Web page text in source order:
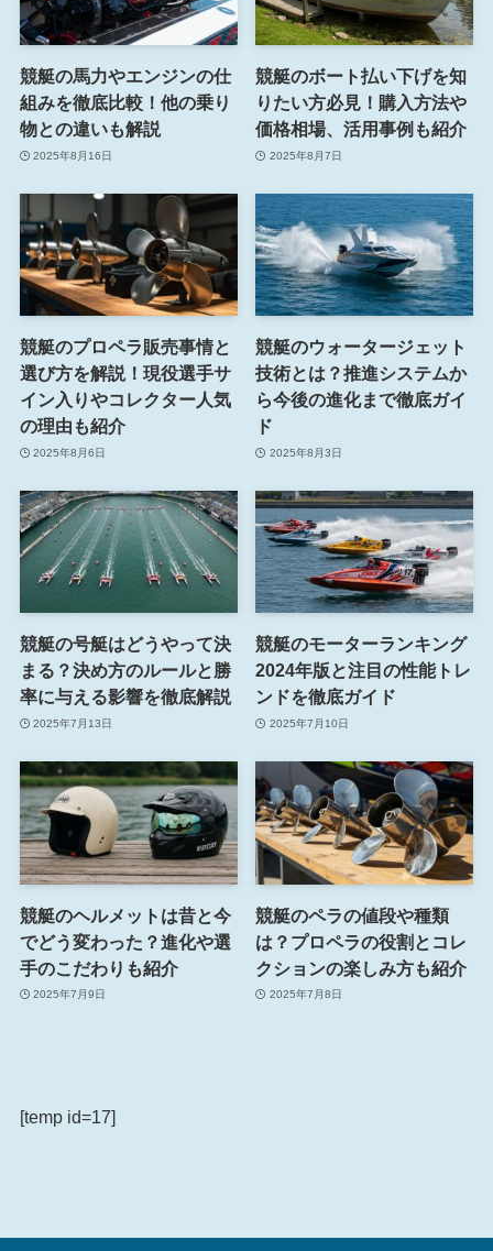
競艇の馬力やエンジンの仕
組みを徹底比較！他の乗り
物との違いも解説
2025年8月16日
競艇のボート払い下げを知
りたい方必見！購入方法や
価格相場、活用事例も紹介
2025年8月7日
競艇のプロペラ販売事情と
選び方を解説！現役選手サ
イン入りやコレクター人気
の理由も紹介
2025年8月6日
競艇のウォータージェット
技術とは？推進システムか
ら今後の進化まで徹底ガイ
ド
2025年8月3日
競艇の号艇はどうやって決
まる？決め方のルールと勝
率に与える影響を徹底解説
2025年7月13日
競艇のモーターランキング
2024年版と注目の性能トレ
ンドを徹底ガイド
2025年7月10日
競艇のヘルメットは昔と今
でどう変わった？進化や選
手のこだわりも紹介
2025年7月9日
競艇のペラの値段や種類
は？プロペラの役割とコレ
クションの楽しみ方も紹介
2025年7月8日
[temp id=17]